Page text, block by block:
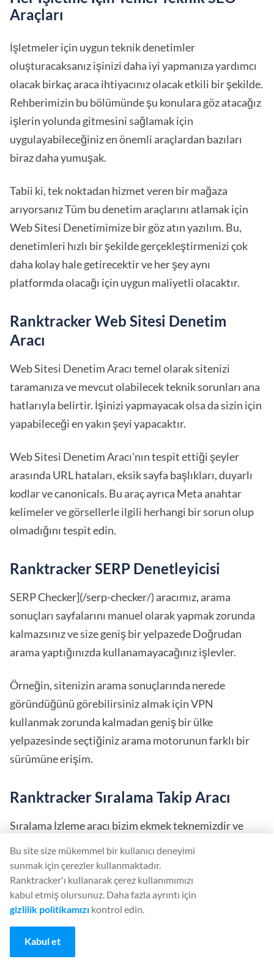
Araçları
İşletmeler için uygun teknik denetimler
oluşturacaksanız işinizi daha iyi yapmanıza yardımcı
olacak birkaç araca ihtiyacınız olacak etkili bir şekilde.
Rehberimizin bu bölümünde şu konulara göz atacağız
işlerin yolunda gitmesini sağlamak için
uygulayabileceğiniz en önemli araçlardan bazıları
biraz daha yumuşak.
Tabii ki, tek noktadan hizmet veren bir mağaza
arıyorsanız Tüm bu denetim araçlarını atlamak için
Web Sitesi Denetimimize bir göz atın yazılım. Bu,
denetimleri hızlı bir şekilde gerçekleştirmenizi çok
daha kolay hale getirecektir ve her şey aynı
platformda olacağı için uygun maliyetli olacaktır.
Ranktracker Web Sitesi Denetim
Aracı
Web Sitesi Denetim Aracı temel olarak sitenizi
taramanıza ve mevcut olabilecek teknik sorunları ana
hatlarıyla belirtir. İşinizi yapmayacak olsa da sizin için
yapabileceği en yakın şeyi yapacaktır.
Web Sitesi Denetim Aracı'nın tespit ettiği şeyler
arasında URL hataları, eksik sayfa başlıkları, duyarlı
kodlar ve canonicals. Bu araç ayrıca Meta anahtar
kelimeler ve görsellerle ilgili herhangi bir sorun olup
olmadığını tespit edin.
Ranktracker SERP Denetleyicisi
SERP Checker](/serp-checker/) aracımız, arama
sonuçları sayfalarını manuel olarak yapmak zorunda
kalmazsınız ve size geniş bir yelpazede Doğrudan
arama yaptığınızda kullanamayacağınız işlevler.
Örneğin, sitenizin arama sonuçlarında nerede
göründüğünü görebilirsiniz almak için VPN
kullanmak zorunda kalmadan geniş bir ülke
yelpazesinde seçtiğiniz arama motorunun farklı bir
sürümüne erişim.
Ranktracker Sıralama Takip Aracı
Sıralama İzleme aracı bizim ekmek teknemizdir ve
tüm faktörler. Eğer aradığınız Aldığınız sonuçları
neden aldığınıza dair temelden bir analiz, bu araç en
iyi seçeneğiniz olacaktır.
Ranktracker Anahtar Kelime Bulucu
Bu site size mükemmel bir kullanıcı deneyimi
sunmak için çerezler kullanmaktadır.
Ranktracker'ı kullanarak çerez kullanımımızı
kabul etmiş olursunuz. Daha fazla ayrıntı için
gizlilik politikamızı kontrol edin.
Kabul et